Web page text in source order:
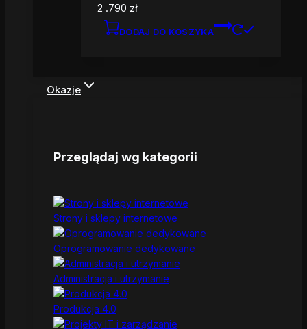
2 .790 zł
DODAJ DO KOSZYKA
Okazje
Przeglądaj wg kategorii
Strony i sklepy internetowe
Oprogramowanie dedykowane
Administracja i utrzymanie
Produkcja 4.0